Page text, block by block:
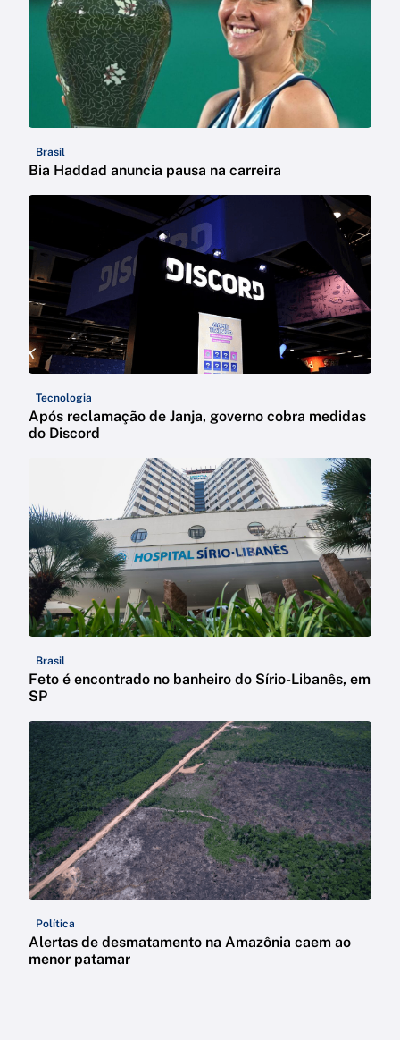
Brasil
Bia Haddad anuncia pausa na carreira
Tecnologia
Após reclamação de Janja, governo cobra medidas
do Discord
Brasil
Feto é encontrado no banheiro do Sírio-Libanês, em
SP
Política
Alertas de desmatamento na Amazônia caem ao
menor patamar